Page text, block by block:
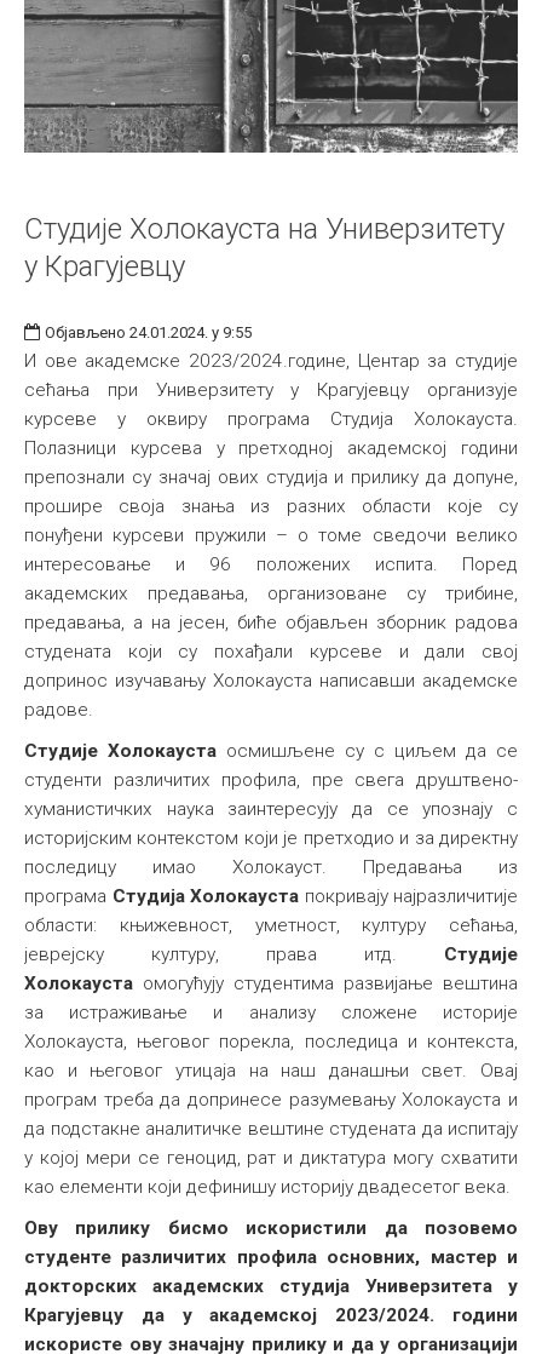
Студије Холокауста на Универзитету
у Крагујевцу
Објављено 24.01.2024. у 9:55
И ове академске 2023/2024.године, Центар за студије
сећања при Универзитету у Крагујевцу организује
курсеве у оквиру програма Студија Холокауста.
Полазници курсева у претходној академској години
препознали су значај ових студија и прилику да допуне,
прошире своја знања из разних области које су
понуђени курсеви пружили – о томе сведочи велико
интересовање и 96 положених испита. Поред
академских предавања, организоване су трибине,
предавања, а на јесен, биће објављен зборник радова
студената који су похађали курсеве и дали свој
допринос изучавању Холокауста написавши академске
радове.
Студије Холокауста осмишљене су с циљем да се
студенти различитих профила, пре свега друштвено-
хуманистичких наука заинтересују да се упознају с
историјским контекстом који је претходио и за директну
последицу имао Холокауст. Предавања из
програма Студија Холокауста покривају најразличитије
области: књижевност, уметност, културу сећања,
јеврејску културу, права итд. Студије
Холокауста омогућују студентима развијање вештина
за истраживање и анализу сложене историје
Холокауста, његовог порекла, последица и контекста,
као и његовог утицаја на наш данашњи свет. Овај
програм треба да допринесе разумевању Холокауста и
да подстакне аналитичке вештине студената да испитају
у којој мери се геноцид, рат и диктатура могу схватити
као елементи који дефинишу историју двадесетог века.
Ову прилику бисмо искористили да позовемо
студенте различитих профила основних, мастер и
докторских академских студија Универзитета у
Крагујевцу да у академској 2023/2024. години
искористе ову значајну прилику и да у организацији